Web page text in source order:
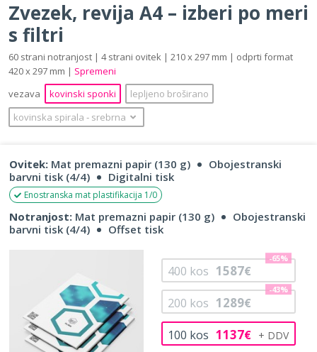
Zvezek, revija A4 – izberi po meri
s filtri
60 strani notranjost | 4 strani ovitek | 210 x 297 mm | odprti format
420 x 297 mm | Spremeni
vezava
kovinski sponki
lepljeno broširano
kovinska spirala ‐ srebrna
Ovitek: Mat premazni papir (130 g)
Obojestranski
barvni tisk (4/4)
Digitalni tisk
Enostranska mat plastifikacija 1/0
Notranjost: Mat premazni papir (130 g)
Obojestranski
barvni tisk (4/4)
Offset tisk
100 kos 1137€
200 kos 1289€
-43%
400 kos 1587€
-65%